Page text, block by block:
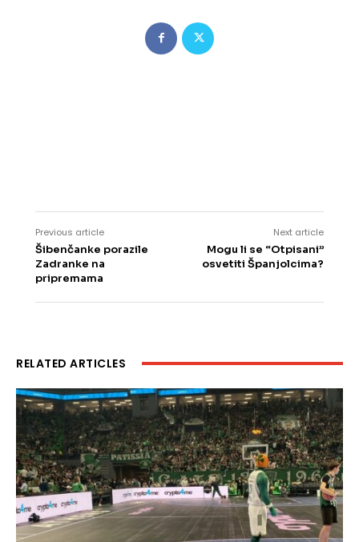
Previous article
Šibenčanke porazile
Zadranke na
pripremama
Next article
Mogu li se “Otpisani”
osvetiti Španjolcima?
RELATED ARTICLES